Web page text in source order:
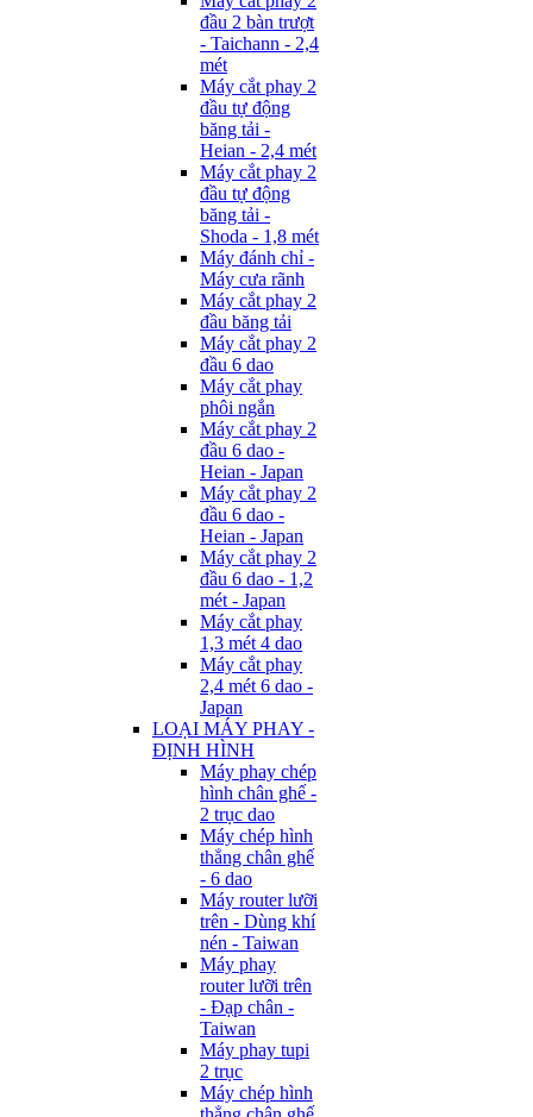
đầu 2 bàn trượt
- Taichann - 2,4
mét
Máy cắt phay 2
đầu tự động
băng tải -
Heian - 2,4 mét
Máy cắt phay 2
đầu tự động
băng tải -
Shoda - 1,8 mét
Máy đánh chỉ -
Máy cưa rãnh
Máy cắt phay 2
đầu băng tải
Máy cắt phay 2
đầu 6 dao
Máy cắt phay
phôi ngắn
Máy cắt phay 2
đầu 6 dao -
Heian - Japan
Máy cắt phay 2
đầu 6 dao -
Heian - Japan
Máy cắt phay 2
đầu 6 dao - 1,2
mét - Japan
Máy cắt phay
1,3 mét 4 dao
Máy cắt phay
2,4 mét 6 dao -
Japan
LOẠI MÁY PHAY -
ĐỊNH HÌNH
Máy phay chép
hình chân ghế -
2 trục dao
Máy chép hình
thẳng chân ghế
- 6 dao
Máy router lưỡi
trên - Dùng khí
nén - Taiwan
Máy phay
router lưỡi trên
- Đạp chân -
Taiwan
Máy phay tupi
2 trục
Máy chép hình